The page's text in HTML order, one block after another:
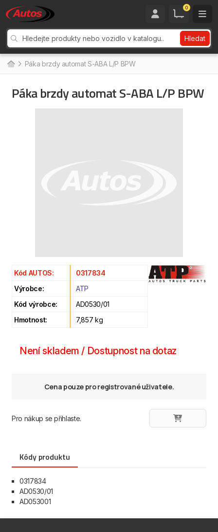
0
Hledat
Páka brzdy automat S-ABA L/P BPW
Páka brzdy automat S-ABA L/P BPW
Kód AUTOS:
0317834
Výrobce:
ATP
Kód výrobce:
AD0530/01
Hmotnost:
7,857 kg
Není skladem / Dostupnost na dotaz
Cena pouze pro registrované uživatele.
Pro nákup se přihlaste.
Kódy produktu
0317834
AD0530/01
AD053001